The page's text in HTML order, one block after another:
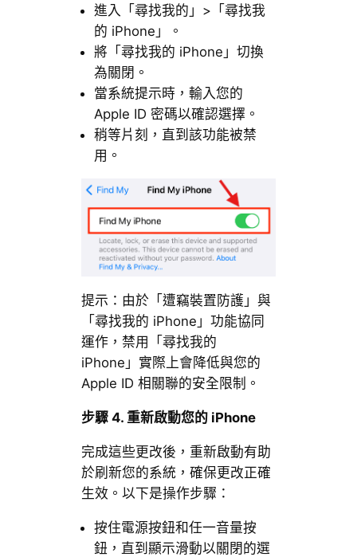
進入「尋找我的」>「尋找我
的 iPhone」。
將「尋找我的 iPhone」切換
為關閉。
當系統提示時，輸入您的
Apple ID 密碼以確認選擇。
稍等片刻，直到該功能被禁
用。
提示：由於「遭竊裝置防護」與
「尋找我的 iPhone」功能協同
運作，禁用「尋找我的
iPhone」實際上會降低與您的
Apple ID 相關聯的安全限制。
步驟4. 重新啟動您的iPhone
完成這些更改後，重新啟動有助
於刷新您的系統，確保更改正確
生效。以下是操作步驟：
按住電源按鈕和任一音量按
鈕，直到顯示滑動以關閉的選